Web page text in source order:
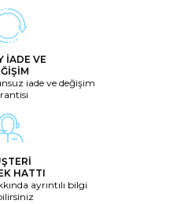
İADE VE
iade ve değişim
HATTI
ayrıntılı bilgi